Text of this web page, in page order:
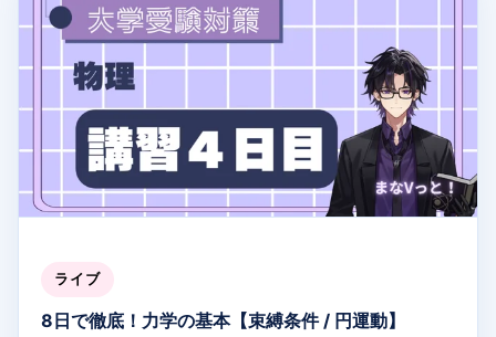
LIVE配信なら質問はコメント欄へ！配信中になるべく
答えます！
#高校受験数学 #中学数学 #総合
テスト対策 #数学 #受験生応援 #ライブ授業 #受験勉強
#数学解説
ライブ
8日で徹底！力学の基本【束縛条件 / 円運動】